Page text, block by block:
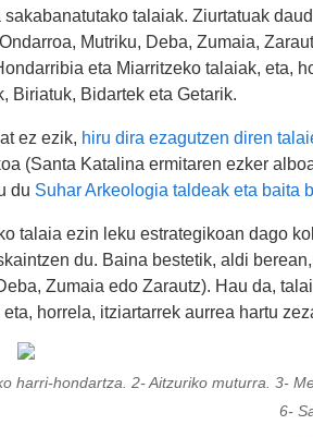
sakabanatutako talaiak. Ziurtatuak
Mutriku, Deba, Zumaia,
eta Miarritzeko talaiak, eta,
Biriatuk, Bidartek eta Getarik.
ez ezik, hiru dira ezagutzen diren
(Santa Katalina ermitaren ezker
du Suhar Arkeologia taldeak eta baita
talaia ezin leku estrategikoan dago
du. Baina bestetik, aldi
Zumaia edo Zarautz). Hau da,
eta, horrela, itziartarrek aurrea hartu
harri-hondartza. 2- Aitzuriko muturra. 3-
6-